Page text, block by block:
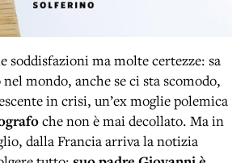
soddisfazioni ma molte certezze: sa
mondo, anche se ci sta scomodo,
in crisi, un’ex moglie polemica
che non è mai decollato. Ma in
dalla Francia arriva la notizia